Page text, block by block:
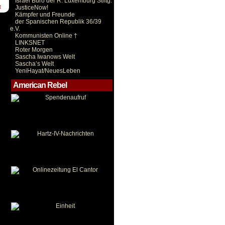
JusticeNow!
Kämpfer und Freunde
der Spanischen Republik 36/39
e.V.
Kommunisten Online †
LINKSNET
Roter Morgen
Sascha Iwanows Welt
Sascha’s Welt
YeniHayat/NeuesLeben
American Rebel